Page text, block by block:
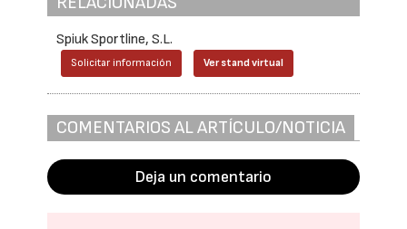
Spiuk Sportline, S.L.
Solicitar información Ver stand virtual
COMENTARIOS AL ARTÍCULO/NOTICIA
Deja un comentario